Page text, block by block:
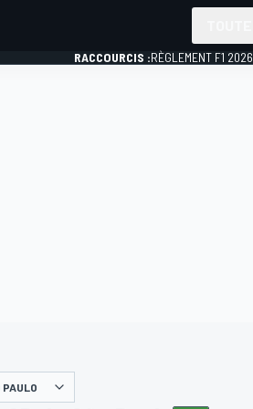
RACCOURCIS :RÈGLEMENT F1 2026
par
PAULO